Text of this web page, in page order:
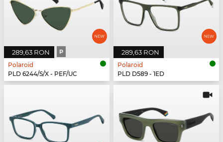
289,63 RON P
Polaroid
PLD 6244/S/X - PEF/UC
289,63 RON
Polaroid
PLD D589 - 1ED